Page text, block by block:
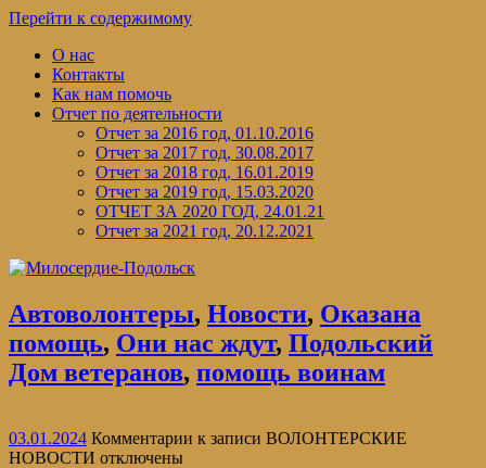
Перейти к содержимому
О нас
Контакты
Как нам помочь
Отчет по деятельности
Отчет за 2016 год, 01.10.2016
Отчет за 2017 год, 30.08.2017
Отчет за 2018 год, 16.01.2019
Отчет за 2019 год, 15.03.2020
ОТЧЕТ ЗА 2020 ГОД, 24.01.21
Отчет за 2021 год, 20.12.2021
Автоволонтеры, Новости, Оказана
помощь, Они нас ждут, Подольский
Дом ветеранов, помощь воинам
03.01.2024 Комментарии к записи ВОЛОНТЕРСКИЕ
НОВОСТИ отключены